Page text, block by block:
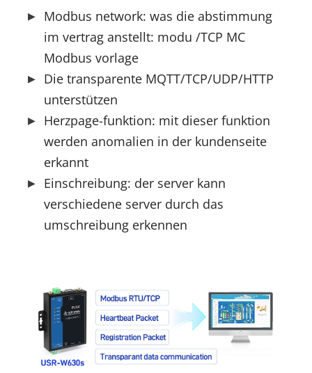
Modbus network: was die abstimmung
im vertrag anstellt: modu /TCP MC
Modbus vorlage
Die transparente MQTT/TCP/UDP/HTTP
unterstützen
Herzpage-funktion: mit dieser funktion
werden anomalien in der kundenseite
erkannt
Einschreibung: der server kann
verschiedene server durch das
umschreibung erkennen